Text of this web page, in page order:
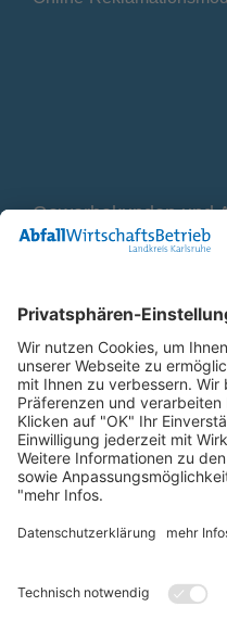
Gewerbekunden und
Container
E-Mail
Bleiben Sie in
Facebook Landkreis
Instagram Landkreis
Startseite Impressum